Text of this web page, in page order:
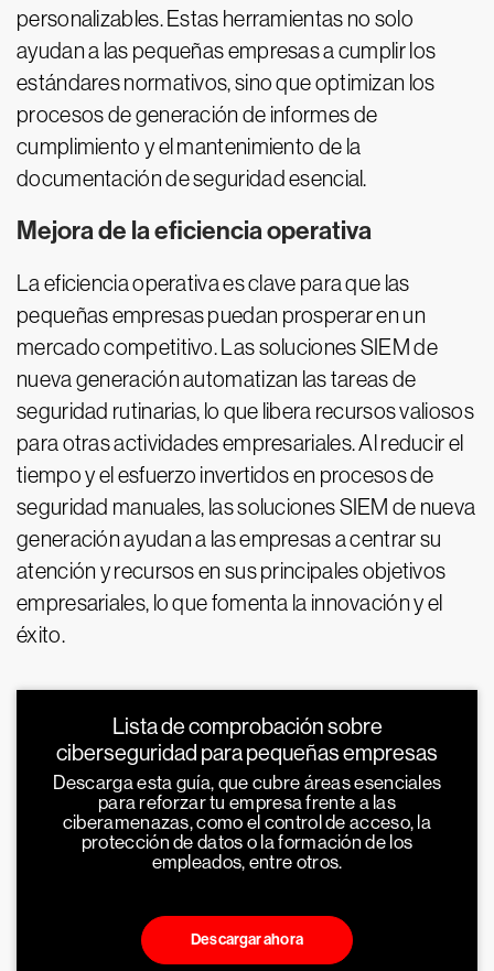
personalizables. Estas herramientas no solo
ayudan a las pequeñas empresas a cumplir los
estándares normativos, sino que optimizan los
procesos de generación de informes de
cumplimiento y el mantenimiento de la
documentación de seguridad esencial.
Mejora de la eficiencia operativa
La eficiencia operativa es clave para que las
pequeñas empresas puedan prosperar en un
mercado competitivo. Las soluciones SIEM de
nueva generación automatizan las tareas de
seguridad rutinarias, lo que libera recursos valiosos
para otras actividades empresariales. Al reducir el
tiempo y el esfuerzo invertidos en procesos de
seguridad manuales, las soluciones SIEM de nueva
generación ayudan a las empresas a centrar su
atención y recursos en sus principales objetivos
empresariales, lo que fomenta la innovación y el
éxito.
Lista de comprobación sobre
ciberseguridad para pequeñas empresas
Descarga esta guía, que cubre áreas esenciales
para reforzar tu empresa frente a las
ciberamenazas, como el control de acceso, la
protección de datos o la formación de los
empleados, entre otros.
Descargar ahora